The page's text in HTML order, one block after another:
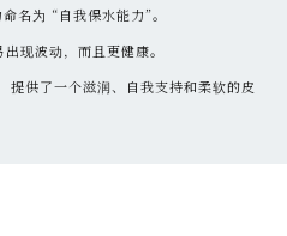
为 “自我保水能力”。
现波动，而且更健康。
提供了一个滋润、自我支持和柔软的皮